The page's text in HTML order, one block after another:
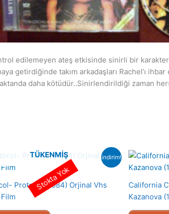
edilemeyen ateş etkisinde sinirli bir
getirdiğinde takım arkadaşları Rachel’ı
daha kötüdür..Sinirlendirildiği zaman
indirim!
TÜKENMIŞ
Protokol (1984) Orjinal Vhs
Stokta Yok
California
Kazanova